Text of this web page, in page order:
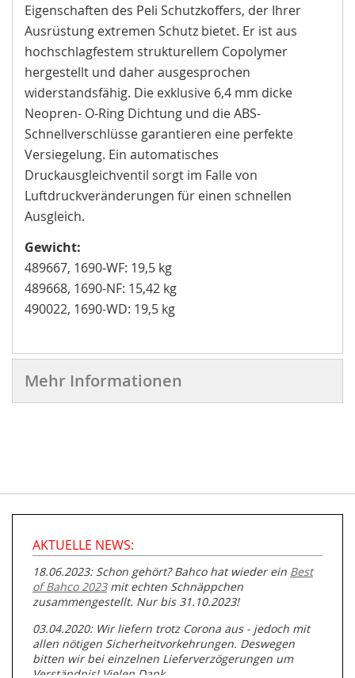
Eigenschaften des Peli Schutzkoffers, der Ihrer
Ausrüstung extremen Schutz bietet. Er ist aus
hochschlagfestem strukturellem Copolymer
hergestellt und daher ausgesprochen
widerstandsfähig. Die exklusive 6,4 mm dicke
Neopren- O-Ring Dichtung und die ABS-
Schnellverschlüsse garantieren eine perfekte
Versiegelung. Ein automatisches
Druckausgleichventil sorgt im Falle von
Luftdruckveränderungen für einen schnellen
Ausgleich.
Gewicht:
489667, 1690-WF: 19,5 kg
489668, 1690-NF: 15,42 kg
490022, 1690-WD: 19,5 kg
Mehr Informationen
AKTUELLE NEWS:
18.06.2023: Schon gehört? Bahco hat wieder ein Best
of Bahco 2023mit echten Schnäppchen
zusammengestellt. Nur bis 31.10.2023!
03.04.2020: Wir liefern trotz Corona aus - jedoch mit
allen nötigen Sicherheitvorkehrungen. Deswegen
bitten wir bei einzelnen Lieferverzögerungen um
Verständnis! Vielen Dank.